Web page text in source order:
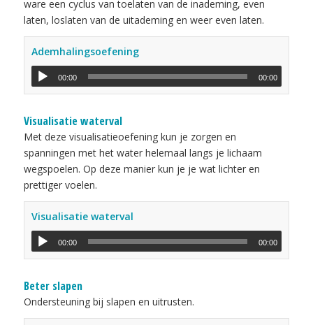
ware een cyclus van toelaten van de inademing, even
laten, loslaten van de uitademing en weer even laten.
Ademhalingsoefening
00:00 00:00
Visualisatie waterval
Met deze visualisatieoefening kun je zorgen en
spanningen met het water helemaal langs je lichaam
wegspoelen. Op deze manier kun je je wat lichter en
prettiger voelen.
Visualisatie waterval
00:00 00:00
Beter slapen
Ondersteuning bij slapen en uitrusten.